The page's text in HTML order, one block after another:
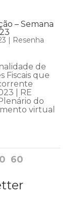
– Semana
| Resenha
de
Fiscais que
| RE
do
virtual
60